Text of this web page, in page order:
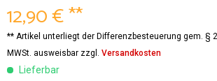
12,90 € **
** Artikel unterliegt der Differenzbesteuerung gem. §
MWSt. ausweisbar zzgl. Versandkosten
Lieferbar